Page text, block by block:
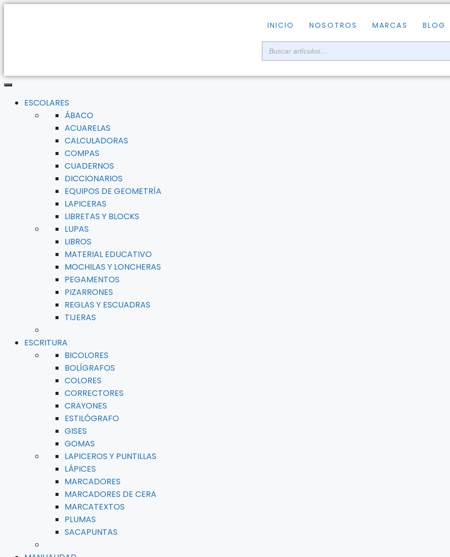
INICIO NOSOTROS MARCAS BLOG
ESCOLARES
ÁBACO
ACUARELAS
CALCULADORAS
COMPAS
CUADERNOS
DICCIONARIOS
EQUIPOS DE GEOMETRÍA
LAPICERAS
LIBRETAS Y BLOCKS
LUPAS
LIBROS
MATERIAL EDUCATIVO
MOCHILAS Y LONCHERAS
PEGAMENTOS
PIZARRONES
REGLAS Y ESCUADRAS
TIJERAS
ESCRITURA
BICOLORES
BOLÍGRAFOS
COLORES
CORRECTORES
CRAYONES
ESTILÓGRAFO
GISES
GOMAS
LAPICEROS Y PUNTILLAS
LÁPICES
MARCADORES
MARCADORES DE CERA
MARCATEXTOS
PLUMAS
SACAPUNTAS